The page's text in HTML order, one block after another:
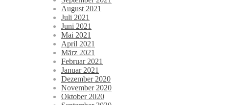
August 2021
Juli 2021
Juni 2021
Mai 2021
April 2021
März 2021
Februar 2021
Januar 2021
Dezember 2020
November 2020
Oktober 2020